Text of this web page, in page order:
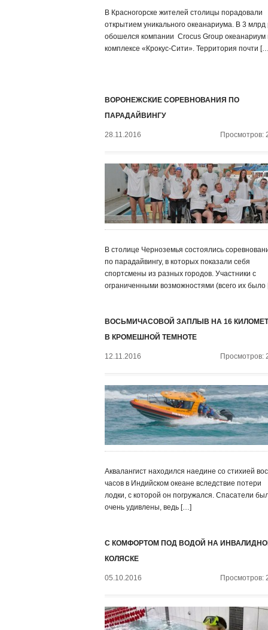
В Красногорске жителей столицы порадовали
открытием уникального океанариума. В 3 млрд
обошелся компании ‍ Crocus Group океанариум
комплексе «Крокус-Сити». Территория почти
ВОРОНЕЖСКИЕ СОРЕВНОВАНИЯ ПО
ПАРАДАЙВИНГУ
28.11.2016 Просмотров:
В столице Черноземья состоялись
по парадайвингу, в которых показали себя
спортсмены из разных городов. Участники с
ограниченными возможностями (всего их
ВОСЬМИЧАСОВОЙ ЗАПЛЫВ НА 16
В КРОМЕШНОЙ ТЕМНОТЕ
12.11.2016 Просмотров:
Аквалангист находился наедине со стихией
часов в Индийском океане вследствие потери
лодки, с которой он погружался. Спасатели
очень удивлены, ведь […]
С КОМФОРТОМ ПОД ВОДОЙ НА
КОЛЯСКЕ
05.10.2016 Просмотров: